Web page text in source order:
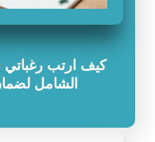
كيف ارتب
الشامل